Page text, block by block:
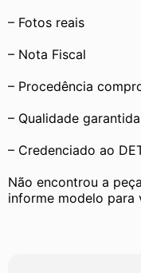
– Fotos reais
– Nota Fiscal
– Procedência
– Qualidade garantida
– Credenciado ao
Não encontrou a
informe modelo para